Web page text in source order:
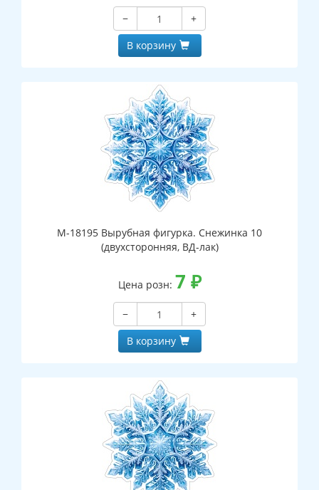
−
+
В корзину
М-18195 Вырубная фигурка. Снежинка 10
(двухсторонняя, ВД-лак)
Цена розн: 7 ₽
−
+
В корзину